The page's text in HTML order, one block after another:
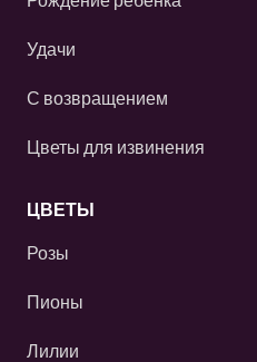
Удачи
С возвращением
Цветы для извинения
ЦВЕТЫ
Розы
Пионы
Лилии